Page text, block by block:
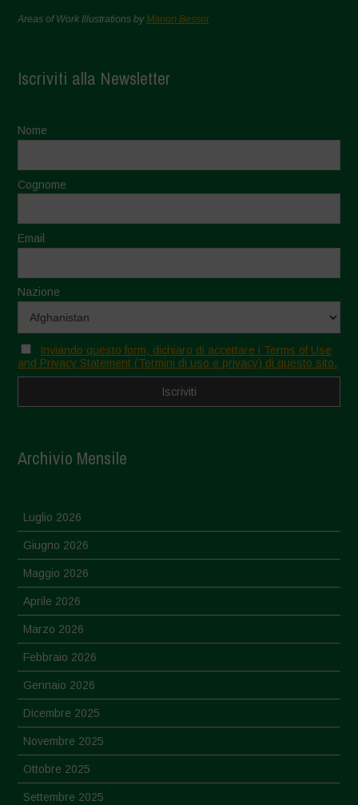
Areas of Work Illustrations byMarion Bessol
Iscriviti alla Newsletter
Nome
Cognome
Email
Nazione
Inviando questo form, dichiaro di accettare i Terms of Use
and Privacy Statement (Termini di uso e privacy) di questo sito.
Archivio Mensile
Luglio 2026
Giugno 2026
Maggio 2026
Aprile 2026
Marzo 2026
Febbraio 2026
Gennaio 2026
Dicembre 2025
Novembre 2025
Ottobre 2025
Settembre 2025